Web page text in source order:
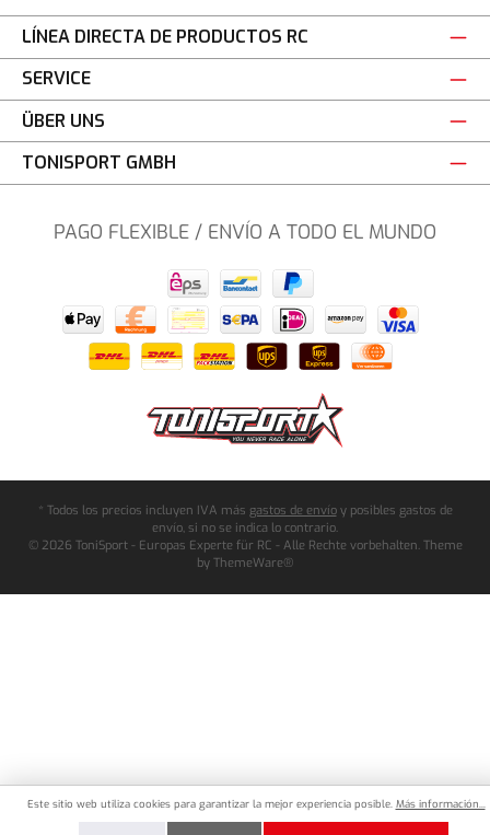
LÍNEA DIRECTA DE PRODUCTOS RC
SERVICE
ÜBER UNS
TONISPORT GMBH
PAGO FLEXIBLE / ENVÍO A TODO EL MUNDO
* Todos los precios incluyen IVA más gastos de envíoy posibles gastos de
envío, si no se indica lo contrario.
© 2026 ToniSport - Europas Experte für RC - Alle Rechte vorbehalten. Theme
by ThemeWare®
Este sitio web utiliza cookies para garantizar la mejor experiencia posible. Más información...